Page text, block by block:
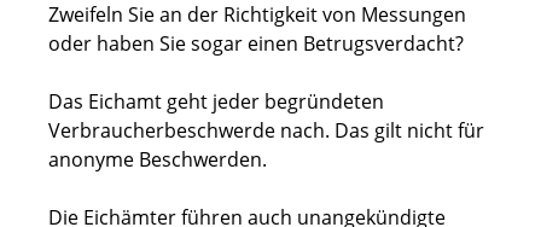
Zweifeln Sie an der Richtigkeit von Messungen
oder haben Sie sogar einen Betrugsverdacht?
Das Eichamt geht jeder begründeten
Verbraucherbeschwerde nach. Das gilt nicht für
anonyme Beschwerden.
Die Eichämter führen auch unangekündigte